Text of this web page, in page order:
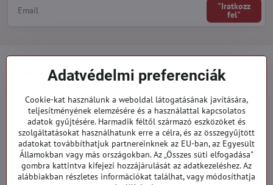
"Iratkozz
fel"
Minden a vásárlásról
Megrendelések
Kategóriák
919 060 751
Hétfő - Péntek: 09:00 - 15:00 hod.
Adatvédelmi preferenciák
Cookie-kat használunk a weboldal látogatásának javítására,
teljesítményének elemzésére és a használattal kapcsolatos
adatok gyűjtésére. Harmadik féltől származó eszközöket és
szolgáltatásokat használhatunk erre a célra, és az összegyűjtött
adatokat továbbíthatjuk partnereinknek az EU-ban, az Egyesült
Államokban vagy más országokban. Az „Összes süti elfogadása"
gombra kattintva kifejezi hozzájárulását az adatkezeléshez. Az
alábbiakban részletes információkat találhat, vagy módosíthatja